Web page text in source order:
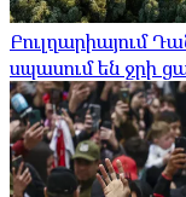
Բուլղարիայում
սպասում են ջրի